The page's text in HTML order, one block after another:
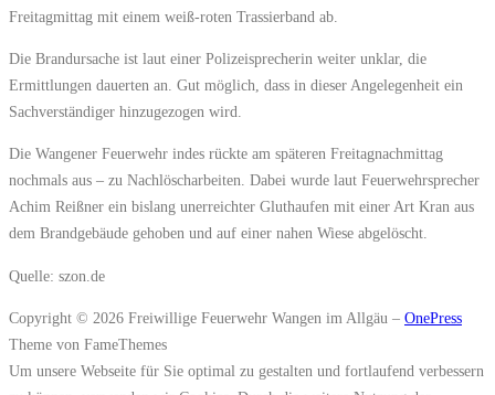
Freitagmittag mit einem weiß-roten Trassierband ab.
Die Brandursache ist laut einer Polizeisprecherin weiter unklar, die
Ermittlungen dauerten an. Gut möglich, dass in dieser Angelegenheit ein
Sachverständiger hinzugezogen wird.
Die Wangener Feuerwehr indes rückte am späteren Freitagnachmittag
nochmals aus – zu Nachlöscharbeiten. Dabei wurde laut Feuerwehrsprecher
Achim Reißner ein bislang unerreichter Gluthaufen mit einer Art Kran aus
dem Brandgebäude gehoben und auf einer nahen Wiese abgelöscht.
Quelle: szon.de
Copyright © 2026 Freiwillige Feuerwehr Wangen im Allgäu – OnePress
Theme von FameThemes
Um unsere Webseite für Sie optimal zu gestalten und fortlaufend verbessern